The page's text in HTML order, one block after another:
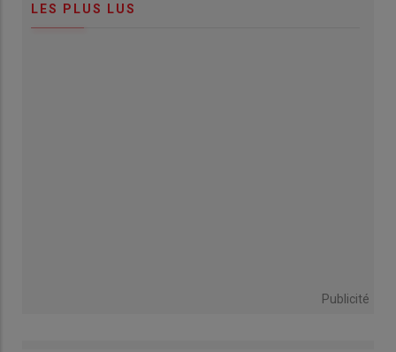
LES PLUS LUS
Publicité